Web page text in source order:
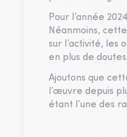
Pour l’année
Néanmoins,
sur l’activité, les
en plus de
Ajoutons que
l’œuvre depuis
étant l’une des